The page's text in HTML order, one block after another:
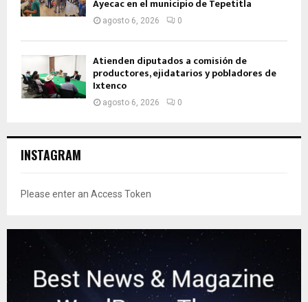
Ayecac en el municipio de Tepetitla
agosto 6, 2026 0
Atienden diputados a comisión de
productores, ejidatarios y pobladores de
Ixtenco
agosto 6, 2026 0
INSTAGRAM
Please enter an Access Token